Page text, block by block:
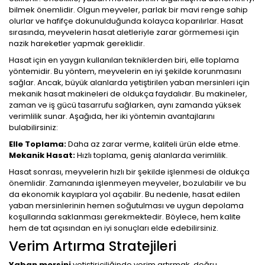
bilmek önemlidir. Olgun meyveler, parlak bir mavi renge sahip
olurlar ve hafifçe dokunulduğunda kolayca koparılırlar. Hasat
sırasında, meyvelerin hasat aletleriyle zarar görmemesi için
nazik hareketler yapmak gereklidir.
Hasat için en yaygın kullanılan tekniklerden biri, elle toplama
yöntemidir. Bu yöntem, meyvelerin en iyi şekilde korunmasını
sağlar. Ancak, büyük alanlarda yetiştirilen yaban mersinleri için
mekanik hasat makineleri de oldukça faydalıdır. Bu makineler,
zaman ve iş gücü tasarrufu sağlarken, aynı zamanda yüksek
verimlilik sunar. Aşağıda, her iki yöntemin avantajlarını
bulabilirsiniz:
Elle Toplama:Daha az zarar verme, kaliteli ürün elde etme.
Mekanik Hasat:Hızlı toplama, geniş alanlarda verimlilik.
Hasat sonrası, meyvelerin hızlı bir şekilde işlenmesi de oldukça
önemlidir. Zamanında işlenmeyen meyveler, bozulabilir ve bu
da ekonomik kayıplara yol açabilir. Bu nedenle, hasat edilen
yaban mersinlerinin hemen soğutulması ve uygun depolama
koşullarında saklanması gerekmektedir. Böylece, hem kalite
hem de tat açısından en iyi sonuçları elde edebilirsiniz.
Verim Artırma Stratejileri